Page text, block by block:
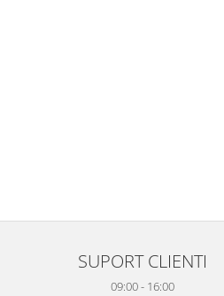
SUPORT CLIENTI
09:00 - 16:00